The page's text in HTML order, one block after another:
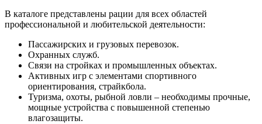
В каталоге представлены рации для всех областей
профессиональной и любительской деятельности:
Пассажирских и грузовых перевозок.
Охранных служб.
Связи на стройках и промышленных объектах.
Активных игр с элементами спортивного
ориентирования, страйкбола.
Туризма, охоты, рыбной ловли – необходимы прочные,
мощные устройства с повышенной степенью
влагозащиты.